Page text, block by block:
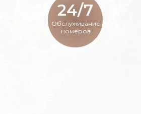
24/7
Обслуживание
номеров